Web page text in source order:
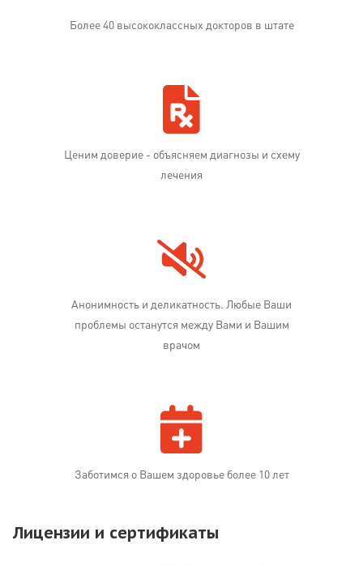
Более 40 высококлассных докторов в штате
Ценим доверие - объясняем диагнозы и схему
лечения
Анонимность и деликатность. Любые Ваши
проблемы останутся между Вами и Вашим
врачом
Заботимся о Вашем здоровье более 10 лет
Лицензии и сертификаты